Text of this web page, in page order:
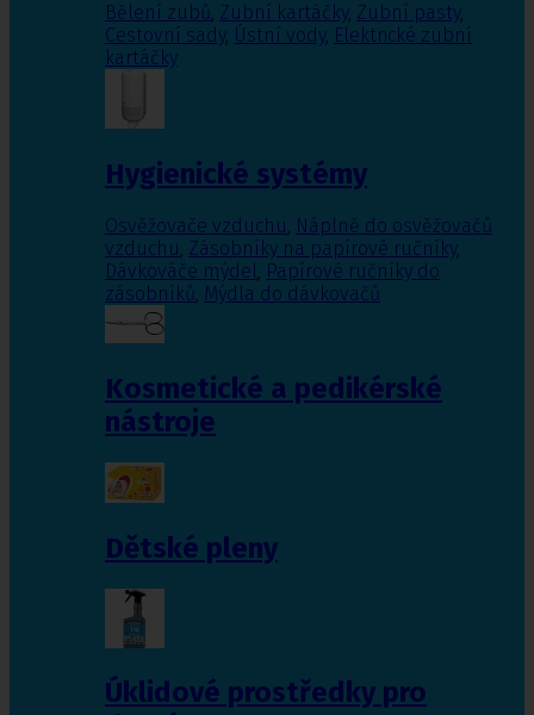
Bělení zubů, Zubní kartáčky, Zubní pasty,
Cestovní sady, Ústní vody, Elektrické zubní
kartáčky
Hygienické systémy
Osvěžovače vzduchu, Náplně do osvěžovačů
vzduchu, Zásobníky na papírové ručníky,
Dávkováče mýdel, Papírové ručníky do
zásobníků, Mýdla do dávkovačů
Kosmetické a pedikérské
nástroje
Dětské pleny
Úklidové prostředky pro